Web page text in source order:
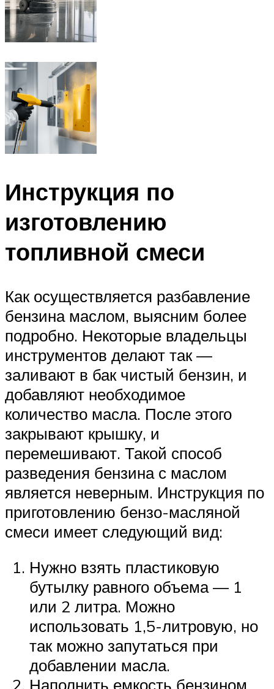
Инструкция по
изготовлению
топливной смеси
Как осуществляется разбавление
бензина маслом, выясним более
подробно. Некоторые владельцы
инструментов делают так —
заливают в бак чистый бензин, и
добавляют необходимое
количество масла. После этого
закрывают крышку, и
перемешивают. Такой способ
разведения бензина с маслом
является неверным. Инструкция по
приготовлению бензо-масляной
смеси имеет следующий вид:
Нужно взять пластиковую
бутылку равного объема — 1
или 2 литра. Можно
использовать 1,5-литровую, но
так можно запутаться при
добавлении масла.
Наполнить емкость бензином